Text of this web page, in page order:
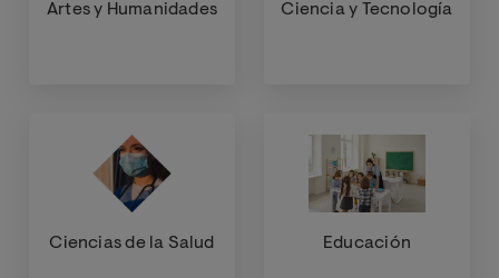
Artes y Humanidades Ciencia y Tecnología
Ciencias de la Salud Educación